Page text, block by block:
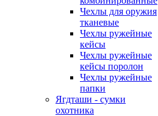
Чехлы для оружия
тканевые
Чехлы ружейные
кейсы
Чехлы ружейные
кейсы поролон
Чехлы ружейные
папки
Ягдташи - сумки
охотника